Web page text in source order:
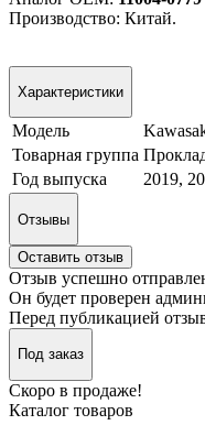
Производство: Китай.
Характеристики
Модель
Товарная группа
Год выпуска
2019,
Отзывы
Оставить отзыв
Отзыв успешно
Он будет проверен
Перед публикацией
Под заказ
Скоро в продаже!
Каталог товаров